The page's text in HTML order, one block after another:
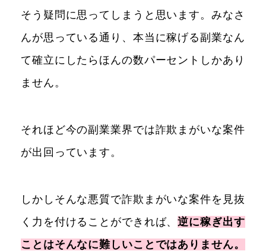
そう疑問に思ってしまうと思います。みなさ
んが思っている通り、本当に稼げる副業なん
て確立にしたらほんの数パーセントしかあり
ません。
それほど今の副業業界では詐欺まがいな案件
が出回っています。
しかしそんな悪質で詐欺まがいな案件を見抜
く力を付けることができれば、逆に稼ぎ出す
ことはそんなに難しいことではありません。